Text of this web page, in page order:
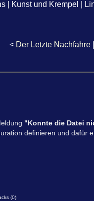
Kunst und Krempel
< Der Letzte Nachfahre
"Konnte die Datei
definieren und dafür
(0)